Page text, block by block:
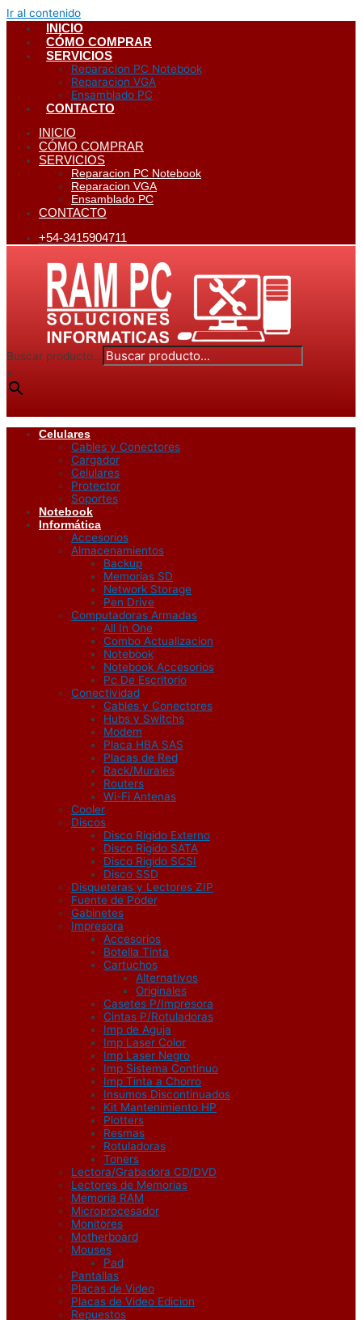
Ir al contenido
INICIO
CÓMO COMPRAR
SERVICIOS
Reparacion PC Notebook
Reparacion VGA
Ensamblado PC
CONTACTO
INICIO
CÓMO COMPRAR
SERVICIOS
Reparacion PC Notebook
Reparacion VGA
Ensamblado PC
CONTACTO
+54-3415904711
Buscar producto...
×
Celulares
Cables y Conectores
Cargador
Celulares
Protector
Soportes
Notebook
Informática
Accesorios
Almacenamientos
Backup
Memorias SD
Network Storage
Pen Drive
Computadoras Armadas
All In One
Combo Actualizacion
Notebook
Notebook Accesorios
Pc De Escritorio
Conectividad
Cables y Conectores
Hubs y Switchs
Modem
Placa HBA SAS
Placas de Red
Rack/Murales
Routers
Wi-Fi Antenas
Cooler
Discos
Disco Rigido Externo
Disco Rigido SATA
Disco Rigido SCSI
Disco SSD
Disqueteras y Lectores ZIP
Fuente de Poder
Gabinetes
Impresora
Accesorios
Botella Tinta
Cartuchos
Alternativos
Originales
Casetes P/Impresora
Cintas P/Rotuladoras
Imp de Aguja
Imp Laser Color
Imp Laser Negro
Imp Sistema Continuo
Imp Tinta a Chorro
Insumos Discontinuados
Kit Mantenimiento HP
Plotters
Resmas
Rotuladoras
Toners
Lectora/Grabadora CD/DVD
Lectores de Memorias
Memoria RAM
Microprocesador
Monitores
Motherboard
Mouses
Pad
Pantallas
Placas de Video
Placas de Video Edicion
Repuestos